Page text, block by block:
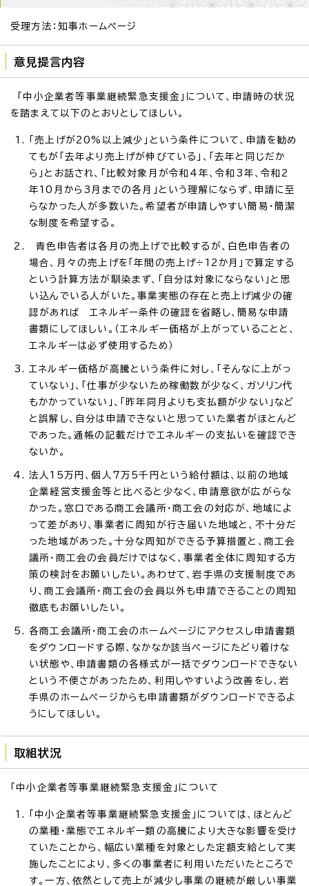
受理方法：知事ホームページ
意見提言内容
「中小企業者等事業継続緊急支援金」について、申請時の状況
を踏まえて以下のとおりとしてほしい。
「売上げが20%以上減少」という条件について、申請を勧め
てもが「去年より売上げが伸びている」、「去年と同じだか
ら」とお話され、「比較対象月が令和4年、令和3年、令和2
年10月から3月までの各月」という理解にならず、申請に至
らなかった人が多数いた。希望者が申請しやすい簡易・簡潔
な制度を希望する。
青色申告者は各月の売上げで比較するが、白色申告者の
場合、月々の売上げを「年間の売上げ÷12か月」で算定する
という計算方法が馴染まず、「自分は対象にならない」と思
い込んでいる人がいた。事業実態の存在と売上げ減少の確
認があれば エネルギー条件の確認を省略し、簡易な申請
書類にしてほしい。（エネルギー価格が上がっていることと、
エネルギーは必ず使用するため）
エネルギー価格が高騰という条件に対し、「そんなに上がっ
ていない」、「仕事が少ないため稼働数が少なく、ガソリン代
もかかっていない」、「昨年同月よりも支払額が少ない」など
と誤解し、自分は申請できないと思っていた業者がほとんど
であった。通帳の記載だけでエネルギーの支払いを確認でき
ないか。
法人15万円、個人7万5千円という給付額は、以前の地域
企業経営支援金等と比べると少なく、申請意欲が広がらな
かった。窓口である商工会議所・商工会の対応が、地域によ
って差があり、事業者に周知が行き届いた地域と、不十分だ
った地域があった。十分な周知ができる予算措置と、商工会
議所・商工会の会員だけではなく、事業者全体に周知する方
策の検討をお願いしたい。あわせて、岩手県の支援制度であ
り、商工会議所・商工会の会員以外も申請できることの周知
徹底もお願いしたい。
各商工会議所・商工会のホームページにアクセスし申請書類
をダウンロードする際、なかなか該当ページにたどり着けな
い状態や、申請書類の各様式が一括でダウンロードできない
という不便さがあったため、利用しやすいよう改善をし、岩
手県のホームページからも申請書類がダウンロードできるよ
うにしてほしい。
取組状況
「中小企業者等事業継続緊急支援金」について
「中小企業者等事業継続緊急支援金」については、ほとんど
の業種・業態でエネルギー類の高騰により大きな影響を受け
ていたことから、幅広い業種を対象とした定額支給として実
施したことにより、多くの事業者に利用いただいたところで
す。一方、依然として売上が減少し事業の継続が厳しい事業